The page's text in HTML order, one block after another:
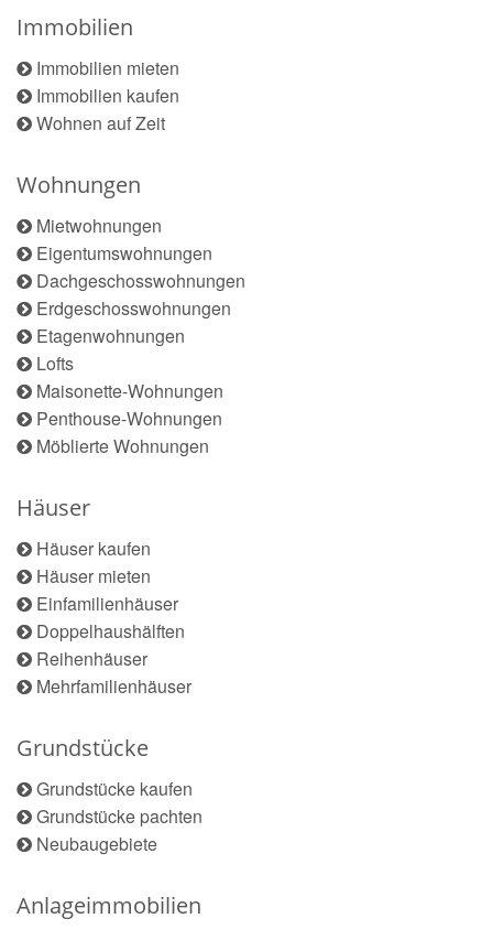
Immobilien
Immobilien mieten
Immobilien kaufen
Wohnen auf Zeit
Wohnungen
Mietwohnungen
Eigentumswohnungen
Dachgeschosswohnungen
Erdgeschosswohnungen
Etagenwohnungen
Lofts
Maisonette-Wohnungen
Penthouse-Wohnungen
Möblierte Wohnungen
Häuser
Häuser kaufen
Häuser mieten
Einfamilienhäuser
Doppelhaushälften
Reihenhäuser
Mehrfamilienhäuser
Grundstücke
Grundstücke kaufen
Grundstücke pachten
Neubaugebiete
Anlageimmobilien